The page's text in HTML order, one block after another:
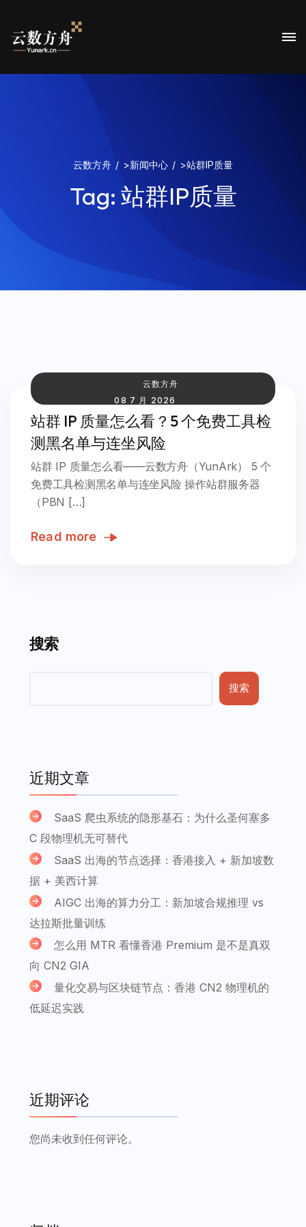
云数方舟 >新闻中心 >站群IP质量
Tag: 站群IP质量
云数方舟
08 7 月 2026
站群 IP 质量怎么看？5 个免费工具检
测黑名单与连坐风险
站群 IP 质量怎么看——云数方舟（YunArk） 5 个
免费工具检测黑名单与连坐风险 操作站群服务器
（PBN […]
Read more
搜索
搜索
近期文章
SaaS 爬虫系统的隐形基石：为什么圣何塞多
C 段物理机无可替代
SaaS 出海的节点选择：香港接入 + 新加坡数
据 + 美西计算
AIGC 出海的算力分工：新加坡合规推理 vs
达拉斯批量训练
怎么用 MTR 看懂香港 Premium 是不是真双
向 CN2 GIA
量化交易与区块链节点：香港 CN2 物理机的
低延迟实践
近期评论
您尚未收到任何评论。